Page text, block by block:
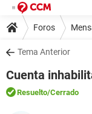
Foros
Tema Anterior
Cuenta
Resuelto/Cerrado